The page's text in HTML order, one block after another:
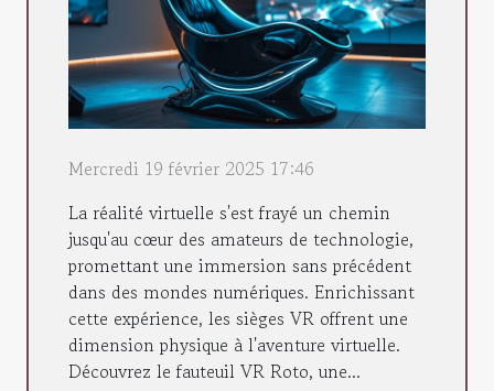
Mercredi 19 février 2025 17:46
La réalité virtuelle s'est frayé un chemin
jusqu'au cœur des amateurs de technologie,
promettant une immersion sans précédent
dans des mondes numériques. Enrichissant
cette expérience, les sièges VR offrent une
dimension physique à l'aventure virtuelle.
Découvrez le fauteuil VR Roto, une...